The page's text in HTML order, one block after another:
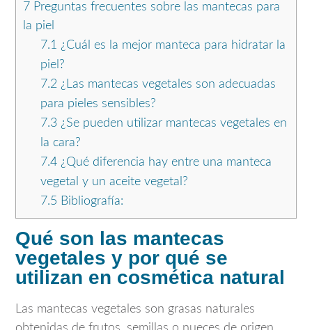
7 Preguntas frecuentes sobre las mantecas para
la piel
7.1 ¿Cuál es la mejor manteca para hidratar la
piel?
7.2¿Las mantecas vegetales son adecuadas
para pieles sensibles?
7.3¿Se pueden utilizar mantecas vegetales en
la cara?
7.4¿Qué diferencia hay entre una manteca
vegetal y un aceite vegetal?
7.5 Bibliografía:
Qué son las mantecas
vegetales y por qué se
utilizan en cosmética natural
Las mantecas vegetales son grasas naturales